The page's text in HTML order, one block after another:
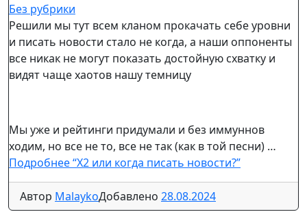
Без рубрики
Решили мы тут всем кланом прокачать себе уровни
и писать новости стало не когда, а наши оппоненты
все никак не могут показать достойную схватку и
видят чаще хаотов нашу темницу
Мы уже и рейтинги придумали и без иммуннов
ходим, но все не то, все не так (как в той песни) …
Подробнее“X2 или когда писать новости?”
Автор MalaykoДобавлено 28.08.2024